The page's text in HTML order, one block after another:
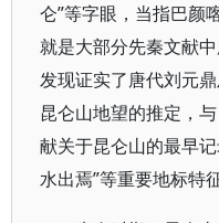
仑”等字眼，当指巴颜
就是大部分先秦文献
发现证实了唐代刘元
昆仑山地望的推定，
献关于昆仑山的最早
水出焉”等重要地标特